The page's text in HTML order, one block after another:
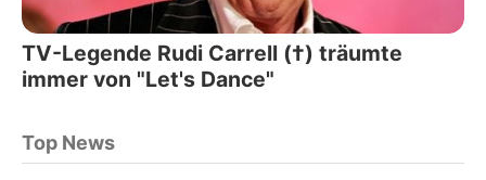
TV-Legende Rudi Carrell (†) träumte
immer von "Let's Dance"
Top News